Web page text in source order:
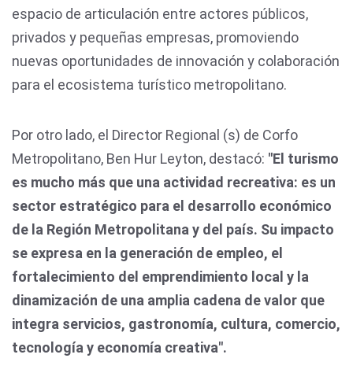
espacio de articulación entre actores públicos,
privados y pequeñas empresas, promoviendo
nuevas oportunidades de innovación y colaboración
para el ecosistema turístico metropolitano.
Por otro lado, el Director Regional (s) de Corfo
Metropolitano, Ben Hur Leyton, destacó: "El turismo
es mucho más que una actividad recreativa: es un
sector estratégico para el desarrollo económico
de la Región Metropolitana y del país. Su impacto
se expresa en la generación de empleo, el
fortalecimiento del emprendimiento local y la
dinamización de una amplia cadena de valor que
integra servicios, gastronomía, cultura, comercio,
tecnología y economía creativa".